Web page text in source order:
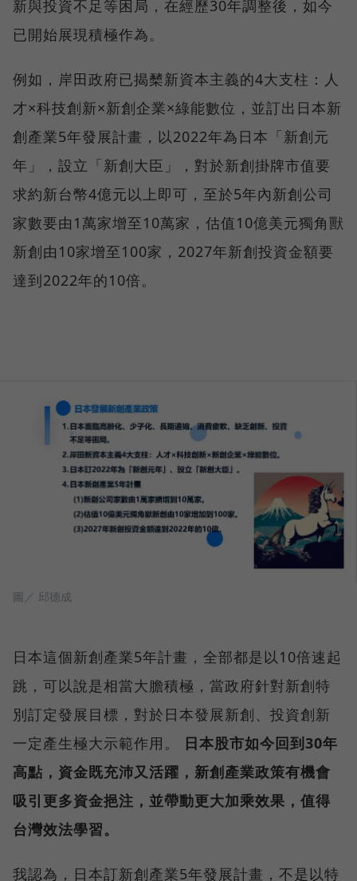
新與投資不足等困局，在經歷30年調整後，如今
已開始展現積極作為。
例如，岸田政府已揭櫫新資本主義的4大支柱：人
才×科技創新×新創企業×綠能數位，並訂出日本新
創產業5年發展計畫，以2022年為日本「新創元
年」，設立「新創大臣」，對於新創掛牌市值要
求約新台幣4億元以上即可，至於5年內新創公司
家數要由1萬家增至10萬家，估值10億美元獨角獸
新創由10家增至100家，2027年新創投資金額要
達到2022年的10倍。
圖／ 邱德成
日本這個新創產業5年計畫，全部都是以10倍速起
跳，可以說是相當大膽積極，當政府針對新創特
別訂定發展目標，對於日本發展新創、投資創新
一定產生極大示範作用。
日本股市如今回到30年
高點，資金既充沛又活躍，新創產業政策有機會
吸引更多資金挹注，並帶動更大加乘效果，值得
台灣效法學習。
我認為，日本訂新創產業5年發展計畫，不是以特